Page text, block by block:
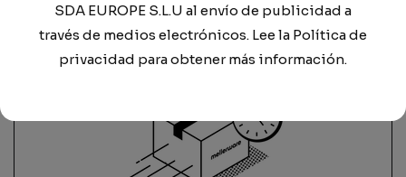
SDA EUROPE S.L.U al envío de publicidad a
través de medios electrónicos. Lee la Política de
privacidad para obtener más información.
Atención al cliente